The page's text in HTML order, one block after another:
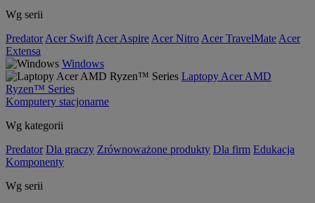
Wg serii
Predator Acer Swift Acer Aspire Acer Nitro Acer TravelMate Acer
Extensa
Windows
Laptopy Acer AMD
Ryzen™ Series
Komputery stacjonarne
Wg kategorii
Predator Dla graczy Zrównoważone produkty Dla firm Edukacja
Komponenty
Wg serii